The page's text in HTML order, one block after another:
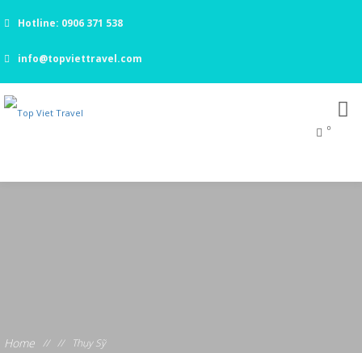
Hotline: 0906 371 538
info@topviettravel.com
0
Home // // Thụy Sỹ